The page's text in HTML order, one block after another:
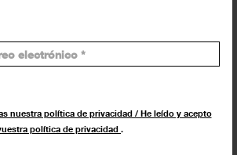
nuestra política de privacidad / He leído y acepto
política de privacidad .